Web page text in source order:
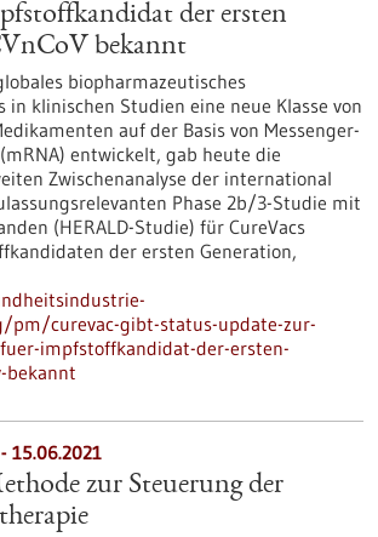
der ersten
bekannt
biopharmazeutisches
in klinischen Studien eine neue Klasse von
auf der Basis von Messenger-
entwickelt, gab heute die
Zwischenanalyse der international
Phase 2b/3-Studie mit
(HERALD-Studie) für CureVacs
der ersten Generation,
pm/curevac-gibt-status-update-zur-
impfstoffkandidat-der-ersten-
bekannt
15.06.2021
zur Steuerung der